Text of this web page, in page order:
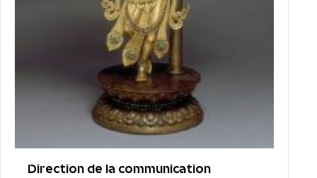
Direction de la communication